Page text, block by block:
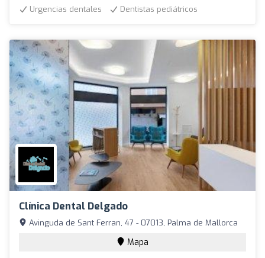
Urgencias dentales
Dentistas pediátricos
Clínica Dental Delgado
Avinguda de Sant Ferran, 47 - 07013, Palma de Mallorca
Mapa